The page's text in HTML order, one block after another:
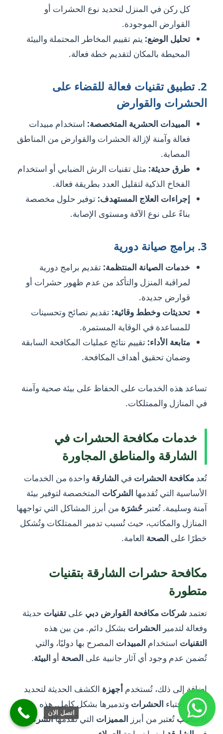
كل ركن في المنزل لتحديد نوع الحشرات أو
القوارض الموجودة.
تحليل الوضع: يتم تقييم المخاطر المحتملة والبيئة
المحيطة بالمكان لتقديم خطة فعالة.
2. تطبيق تقنيات فعالة للقضاء على
الحشرات والقوارض
المبيدات الحشرية المتخصصة: استخدام مبيدات
فعالة وآمنة لإزالة الحشرات والقوارض من المناطق
المصابة.
طرق حديثة: مثل تقنيات الرش الضبابي أو استخدام
الفخاخ الذكية لتقليل العدد بطريقة فعالة.
إجراءات العلاج المستهدف: توفير حلول مخصصة
بناءً على نوع الآفة ومستوى الإصابة.
3. برامج صيانة دورية
خدمات الصيانة المنتظمة: تقديم برامج دورية
لمراقبة المنزل والتأكد من عدم ظهور حشرات أو
قوارض جديدة.
تحديثات وخطط وقائية: تقديم نصائح وتحسينات
للمساعدة في الوقاية المستمرة.
متابعة الأداء: تقييم نتائج عمليات المكافحة السابقة
وضمان تحقيق أهداف المكافحة.
تساعد هذه الخدمات على الحفاظ على بيئة صحية وآمنة
في المنازل والممتلكات.
خدمات مكافحة الحشرات في
الشارقة والمناطق المجاورة
تُعد مكافحة الحشرات في الشارقة واحدة من الخدمات
الأساسية التي تُقدمها الشركات المتخصصة لتوفير بيئة
آمنة وسليمة. تُعتبر حُشرَة من أبرز المشاكل التي تواجهها
المنازل والمكاتب، حيث تُسبب تدمير الممتلكات وتُشكل
خطرًا على الصحة العامة.
مكافحة حشرات الشارقة بتقنيات
متطورة
تعتمد شركات مكافحة القوارض دبي على تقنيات حديثة
وفعالة لتدمير الحشرات بشكل دائم. من بين هذه
التقنيات استخدام المبيدات المصرح بها دوليًا، والتي
تُضمن عدم وجود أي آثار جانبية على الصحة أو البيئة.
إضافة إلى ذلك، تُستخدم أجهزة الكشف الحديثة لتحديد
أماكن اختباء الحشرات وتدميرها بشكل كامل. هذه
الأساليب تُعتبر من أبرز المميزات التي تُقدمهاالشركات
اتصل الان